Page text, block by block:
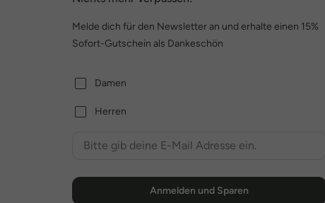
Melde dich für den Newsletter an und erhalte einen 15%
Sofort-Gutschein als Dankeschön
Damen
Herren
Anmelden und Sparen